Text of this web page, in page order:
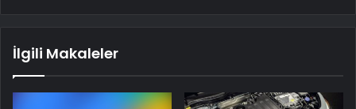
İlgili Makaleler